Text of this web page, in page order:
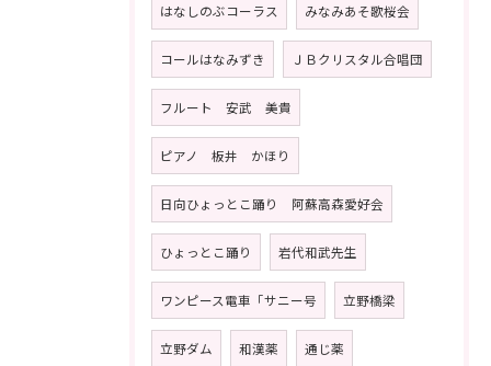
はなしのぶコーラス みなみあそ歌桜会
コールはなみずき ＪＢクリスタル合唱団
フルート 安武 美貴
ピアノ 板井 かほり
日向ひょっとこ踊り 阿蘇高森愛好会
ひょっとこ踊り 岩代和武先生
ワンピース電車「サニー号 立野橋梁
立野ダム 和漢薬 通じ薬